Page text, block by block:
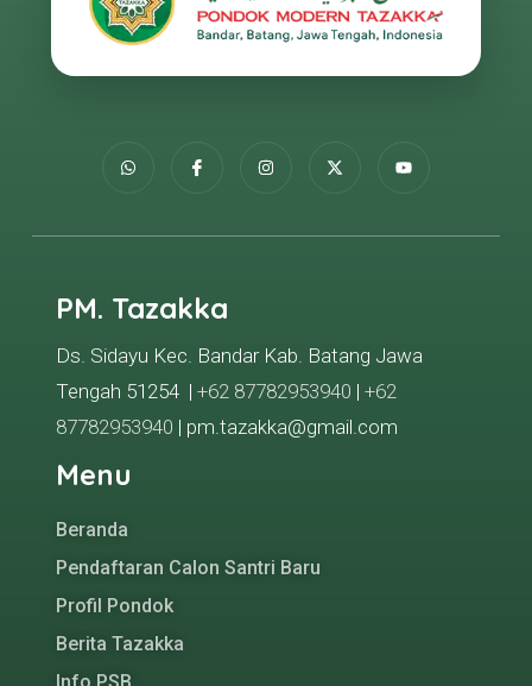
PM. Tazakka
Ds. Sidayu Kec. Bandar Kab. Batang Jawa
Tengah 51254 | +62 87782953940 | +62
87782953940 | pm.tazakka@gmail.com
Menu
Beranda
Pendaftaran Calon Santri Baru
Profil Pondok
Berita Tazakka